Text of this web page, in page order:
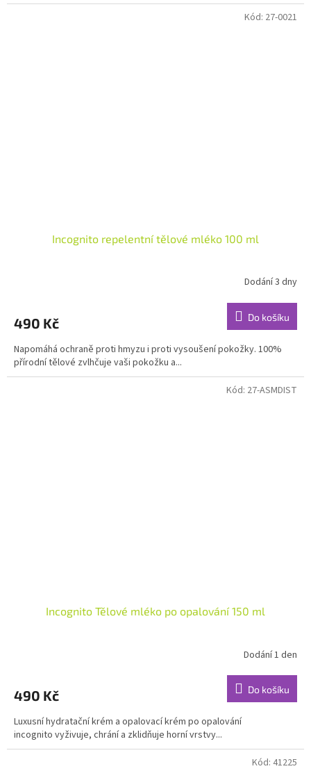
hvězdiček.
Incognito repelentní tělové mléko 100 ml
je
z
5
hvězdiček.
Dodání 3 dny
490 Kč Do košíku
Napomáhá ochraně proti hmyzu i proti vysoušení pokožky. 100%
přírodní tělové zvlhčuje vaši pokožku a...
Kód: 27-0021
Incognito Tělové mléko po opalování 150 ml
je
z
5
hvězdiček.
Dodání 1 den
490 Kč Do košíku
Luxusní hydratační krém a opalovací krém po opalování
incognito vyživuje, chrání a zklidňuje horní vrstvy...
Kód: 27-ASMDIST
Kód: 41225